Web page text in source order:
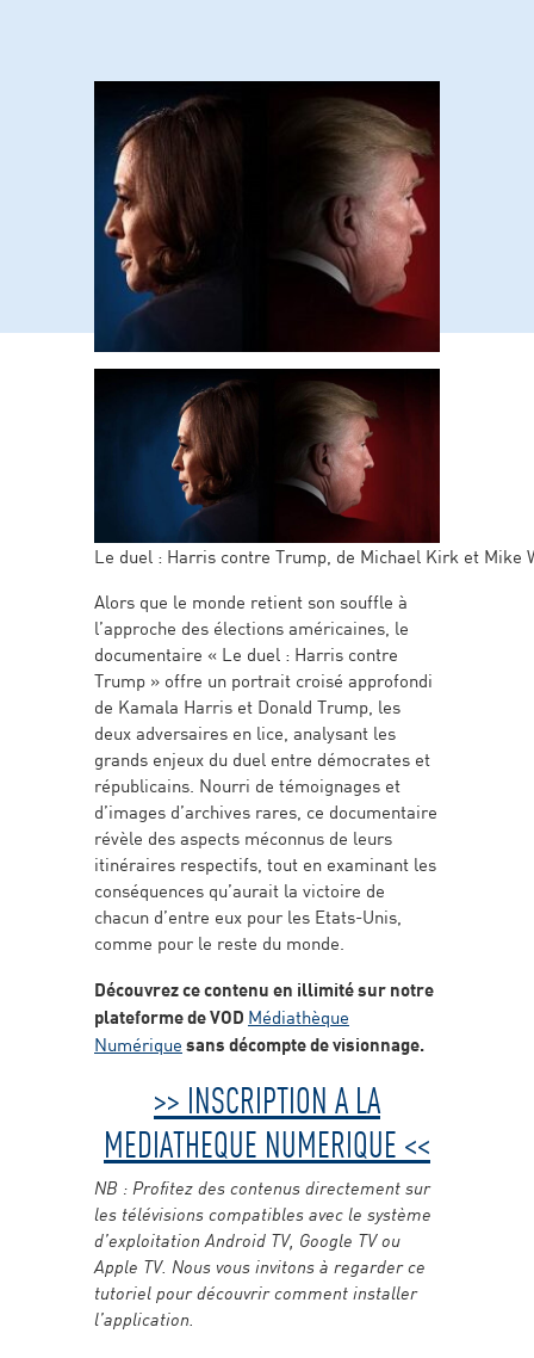
Le duel : Harris contre Trump, de Michael Kirk et Mike
Alors que le monde retient son souffle à
l’approche des élections américaines, le
documentaire « Le duel : Harris contre
Trump » offre un portrait croisé approfondi
de Kamala Harris et Donald Trump, les
deux adversaires en lice, analysant les
grands enjeux du duel entre démocrates et
républicains. Nourri de témoignages et
d’images d’archives rares, ce documentaire
révèle des aspects méconnus de leurs
itinéraires respectifs, tout en examinant les
conséquences qu’aurait la victoire de
chacun d’entre eux pour les Etats-Unis,
comme pour le reste du monde.
Découvrez ce contenu en illimité sur notre
plateforme de VOD Médiathèque
Numériquesans décompte de visionnage.
>> INSCRIPTION A LA
MEDIATHEQUE NUMERIQUE <<
NB : Profitez des contenus directement sur
les télévisions compatibles avec le système
d’exploitation Android TV, Google TV ou
Apple TV. Nous vous invitons à regarder ce
tutoriel pour découvrir comment installer
l’application.